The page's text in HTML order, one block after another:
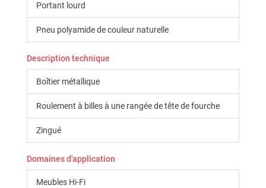
Portant lourd
Pneu polyamide de couleur naturelle
Description technique
Boîtier métallique
Roulement à billes à une rangée de tête de fourche
Zingué
Domaines d'application
Meubles Hi-Fi